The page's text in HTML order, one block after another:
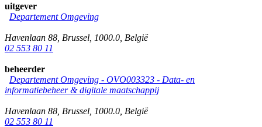
uitgever
Departement Omgeving
Havenlaan 88 Brussel 1000.0 België
02 553 80 11
beheerder
Departement Omgeving - OVO003323 - Data- en
informatiebeheer & digitale maatschappij
Havenlaan 88 Brussel 1000.0 België
02 553 80 11